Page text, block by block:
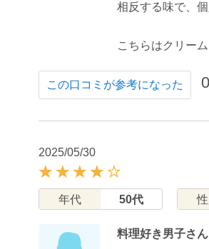
相反する味で、
こちらはクリー
この口コミが参考になった 0
2025/05/30
年代 50代 性
料理好き男子さん